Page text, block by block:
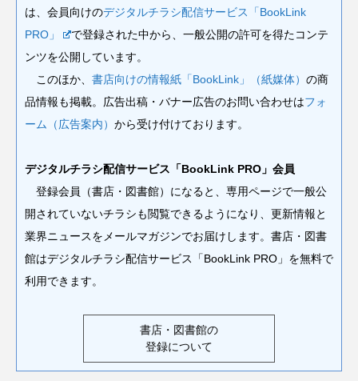
は、会員向けのデジタルチラシ配信サービス「BookLink
PRO」
で登録された中から、一般公開の許可を得たコンテ
ンツを公開しています。
このほか、 書店向けの情報紙「BookLink」（紙媒体） の商
品情報も掲載。広告出稿・バナー広告のお問い合わせはフォ
ーム（広告案内） から受け付けております。
デジタルチラシ配信サービス「BookLink PRO」会員
登録会員（書店・図書館）になると、専用ページで一般公
開されていないチラシも閲覧できるようになり、更新情報と
業界ニュースをメールマガジンでお届けします。書店・図書
館はデジタルチラシ配信サービス「BookLink PRO」を無料で
利用できます。
書店・図書館の
登録について